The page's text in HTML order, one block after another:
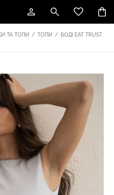
ТА ТОПИ / ТОПИ / БОДІ EAT TRUST